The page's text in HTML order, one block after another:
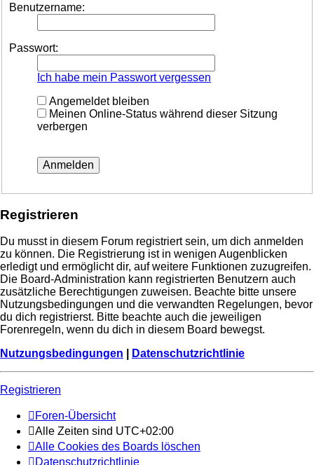
Benutzername:
Passwort:
Ich habe mein Passwort vergessen
Angemeldet bleiben
Meinen Online-Status während dieser Sitzung
verbergen
Registrieren
Du musst in diesem Forum registriert sein, um dich anmelden
zu können. Die Registrierung ist in wenigen Augenblicken
erledigt und ermöglicht dir, auf weitere Funktionen zuzugreifen.
Die Board-Administration kann registrierten Benutzern auch
zusätzliche Berechtigungen zuweisen. Beachte bitte unsere
Nutzungsbedingungen und die verwandten Regelungen, bevor
du dich registrierst. Bitte beachte auch die jeweiligen
Forenregeln, wenn du dich in diesem Board bewegst.
Nutzungsbedingungen
Datenschutzrichtlinie
Registrieren
Foren-Übersicht
Alle Zeiten sind UTC+02:00
Alle Cookies des Boards löschen
Datenschutzrichtlinie